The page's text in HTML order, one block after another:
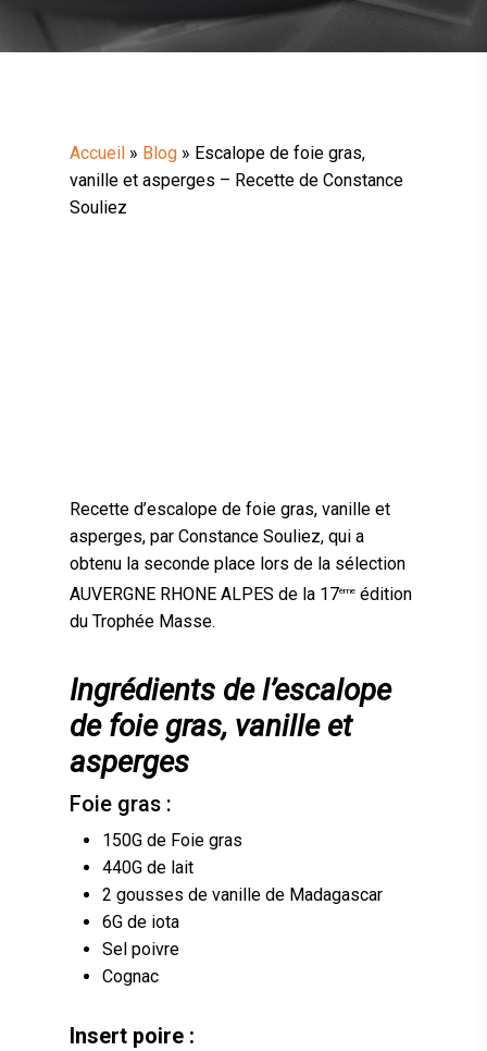
Accueil » Blog » Escalope de foie gras,
vanille et asperges – Recette de Constance
Souliez
Recette d’escalope de foie gras, vanille et
asperges, par Constance Souliez, qui a
obtenu la seconde place lors de la sélection
AUVERGNE RHONE ALPES de la 17ème édition
du Trophée Masse.
Ingrédients de l’escalope
de foie gras, vanille et
asperges
Foie gras :
150G de Foie gras
440G de lait
2 gousses de vanille de Madagascar
6G de iota
Sel poivre
Cognac
Insert poire :